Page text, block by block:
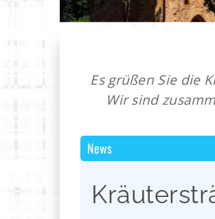
Es grüßen Sie die
Wir sind
News